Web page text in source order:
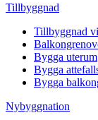
Tillbyggnad
Tillbyggnad
Bygga uterum
Bygga
Bygga
Nybyggnation